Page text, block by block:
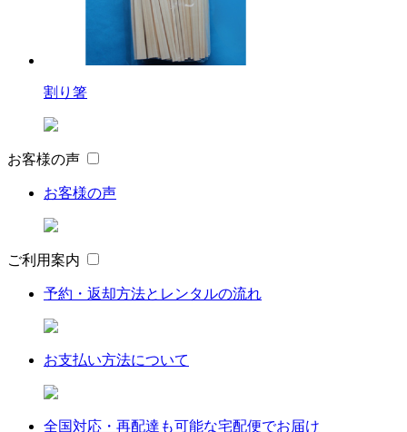
割り箸
お客様の声
お客様の声
ご利用案内
予約・返却方法とレンタルの流れ
お支払い方法について
全国対応・再配達も可能な宅配便でお届け